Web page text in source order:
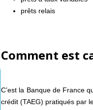
prêts relais
Comment est
C’est la Banque de France
crédit (TAEG) pratiqués par